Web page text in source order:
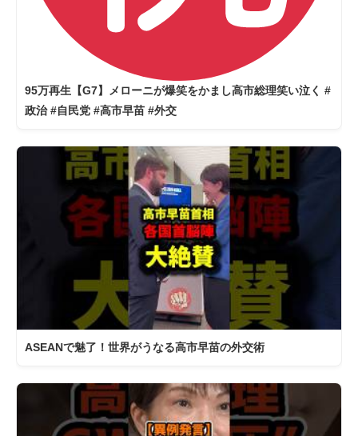
95万再生【G7】メローニが爆笑をかまし高市総理笑い泣く #
政治 #自民党 #高市早苗 #外交
ASEANで魅了！世界がうなる高市早苗の外交術